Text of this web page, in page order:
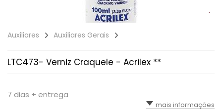
Auxiliares Auxiliares Gerais
LTC473- Verniz Craquele - Acrilex **
7 dias + entrega
mais informações